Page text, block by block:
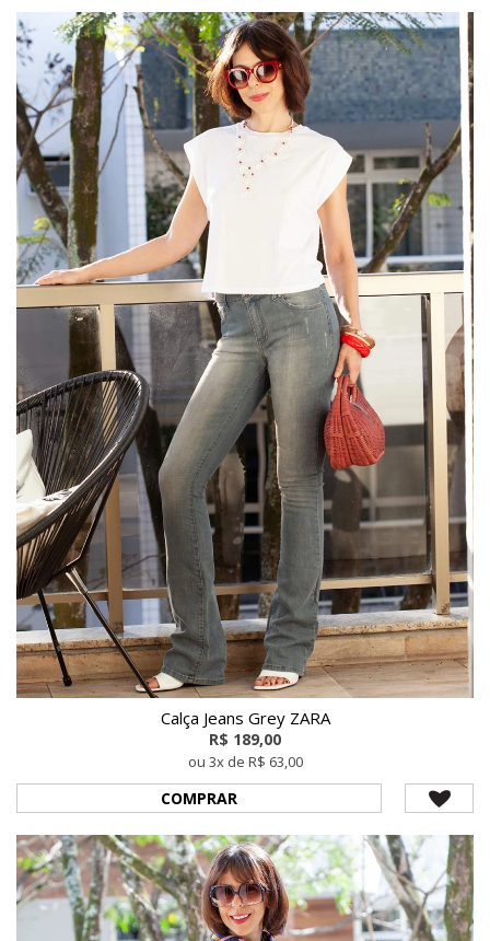
Calça Jeans Grey ZARA
R$ 189,00
ou 3x de R$ 63,00
COMPRAR